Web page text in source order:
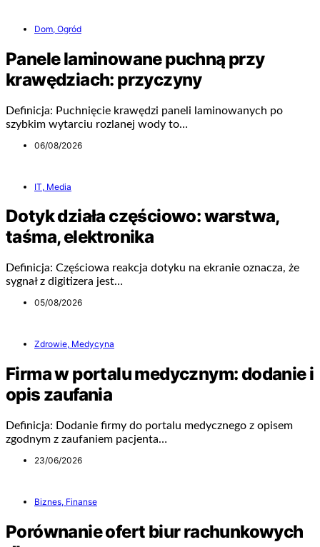
Dom, Ogród
Panele laminowane puchną przy
krawędziach: przyczyny
Definicja: Puchnięcie krawędzi paneli laminowanych po
szybkim wytarciu rozlanej wody to…
06/08/2026
IT, Media
Dotyk działa częściowo: warstwa,
taśma, elektronika
Definicja: Częściowa reakcja dotyku na ekranie oznacza, że
sygnał z digitizera jest…
05/08/2026
Zdrowie, Medycyna
Firma w portalu medycznym: dodanie i
opis zaufania
Definicja: Dodanie firmy do portalu medycznego z opisem
zgodnym z zaufaniem pacjenta…
23/06/2026
Biznes, Finanse
Porównanie ofert biur rachunkowych